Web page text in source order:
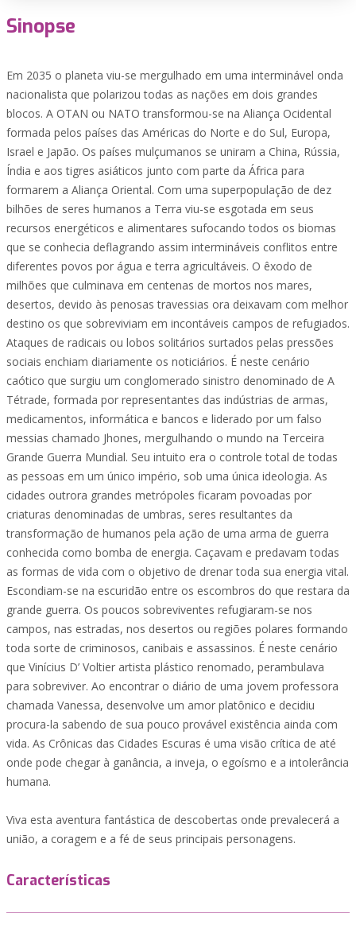
Sinopse
Em 2035 o planeta viu-se mergulhado em uma interminável onda
nacionalista que polarizou todas as nações em dois grandes
blocos. A OTAN ou NATO transformou-se na Aliança Ocidental
formada pelos países das Américas do Norte e do Sul, Europa,
Israel e Japão. Os países mulçumanos se uniram a China, Rússia,
Índia e aos tigres asiáticos junto com parte da África para
formarem a Aliança Oriental. Com uma superpopulação de dez
bilhões de seres humanos a Terra viu-se esgotada em seus
recursos energéticos e alimentares sufocando todos os biomas
que se conhecia deflagrando assim intermináveis conflitos entre
diferentes povos por água e terra agricultáveis. O êxodo de
milhões que culminava em centenas de mortos nos mares,
desertos, devido às penosas travessias ora deixavam com melhor
destino os que sobreviviam em incontáveis campos de refugiados.
Ataques de radicais ou lobos solitários surtados pelas pressões
sociais enchiam diariamente os noticiários. É neste cenário
caótico que surgiu um conglomerado sinistro denominado de A
Tétrade, formada por representantes das indústrias de armas,
medicamentos, informática e bancos e liderado por um falso
messias chamado Jhones, mergulhando o mundo na Terceira
Grande Guerra Mundial. Seu intuito era o controle total de todas
as pessoas em um único império, sob uma única ideologia. As
cidades outrora grandes metrópoles ficaram povoadas por
criaturas denominadas de umbras, seres resultantes da
transformação de humanos pela ação de uma arma de guerra
conhecida como bomba de energia. Caçavam e predavam todas
as formas de vida com o objetivo de drenar toda sua energia vital.
Escondiam-se na escuridão entre os escombros do que restara da
grande guerra. Os poucos sobreviventes refugiaram-se nos
campos, nas estradas, nos desertos ou regiões polares formando
toda sorte de criminosos, canibais e assassinos. É neste cenário
que Vinícius D’ Voltier artista plástico renomado, perambulava
para sobreviver. Ao encontrar o diário de uma jovem professora
chamada Vanessa, desenvolve um amor platônico e decidiu
procura-la sabendo de sua pouco provável existência ainda com
vida. As Crônicas das Cidades Escuras é uma visão crítica de até
onde pode chegar à ganância, a inveja, o egoísmo e a intolerância
humana.
Viva esta aventura fantástica de descobertas onde prevalecerá a
união, a coragem e a fé de seus principais personagens.
Características